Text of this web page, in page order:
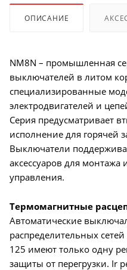
ОПИСАНИЕ
NM8N – промышленная
выключателей в литом
специализированные
электродвигателей и
Серия предусматривает
исполнение для горячей
Выключатели
аксессуаров для монтажа
управления.
Термомагнитные
Автоматические
распределительных
125 имеют только одну
защиты от перегрузки. Ir